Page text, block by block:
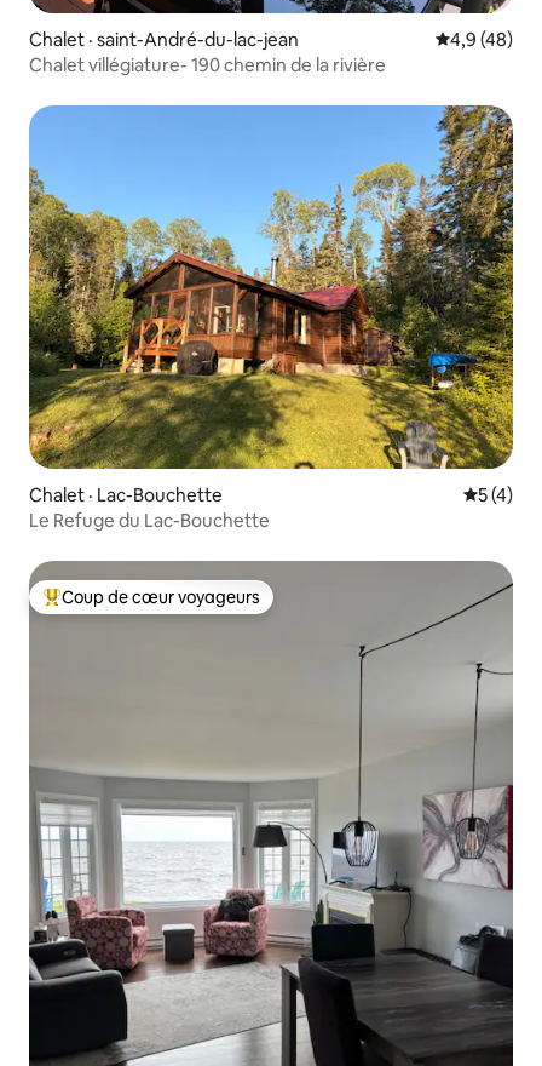
Chalet · saint-André-du-lac-jean Note
4,9 (48)
Chalet villégiature- 190 chemin de la rivière
Chalet · Lac-Bouchette Note
5 (4)
Le Refuge du Lac-Bouchette
Coup de cœur voyageurs parmi les plus aimés
Coup de cœur voyageurs